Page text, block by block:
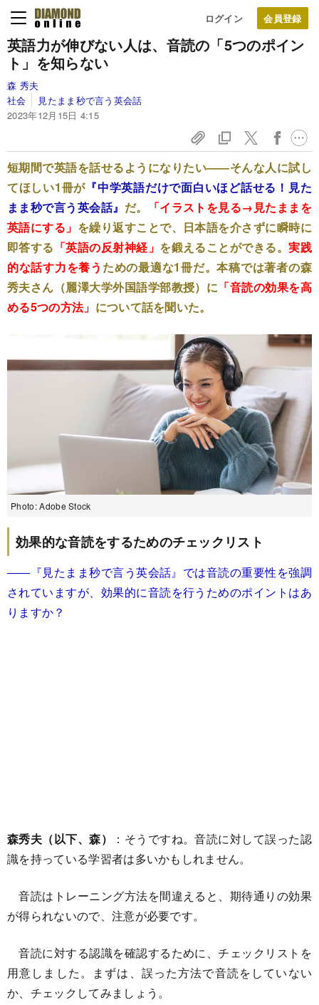
ログイン
英語力が伸びない人は、音読の「5つのポイン
ト」を知らない
森 秀夫
社会
見たまま秒で言う英会話
2023年12月15日 4:15
短期間で英語を話せるようになりたい――そんな人に試し
てほしい1冊が 『中学英語だけで面白いほど話せる！見た
まま秒で言う英会話』 だ。
「イラストを見る→見たままを
英語にする」 を繰り返すことで、日本語を介さずに瞬時に
即答する 「英語の反射神経」 を鍛えることができる。実践
的な話す力を養う ための最適な1冊だ。本稿では著者の森
秀夫さん（麗澤大学外国語学部教授）に 「音読の効果を高
める5つの方法」 について話を聞いた。
Photo: Adobe Stock
効果的な音読をするためのチェックリスト
――『見たまま秒で言う英会話』では音読の重要性を強調
されていますが、効果的に音読を行うためのポイントはあ
りますか？
森秀夫（以下、森）
：そうですね。音読に対して誤った認
識を持っている学習者は多いかもしれません。
音読はトレーニング方法を間違えると、期待通りの効果
が得られないので、注意が必要です。
音読に対する認識を確認するために、チェックリストを
用意しました。まずは、誤った方法で音読をしていない
か、チェックしてみましょう。